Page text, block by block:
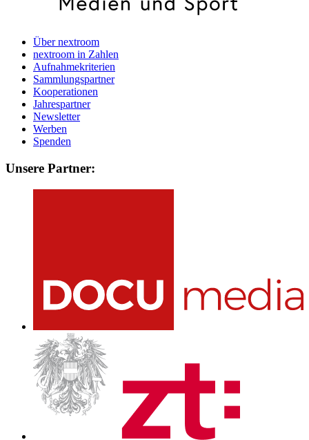
Über nextroom
nextroom in Zahlen
Aufnahmekriterien
Sammlungspartner
Kooperationen
Jahrespartner
Newsletter
Werben
Spenden
Unsere Partner: